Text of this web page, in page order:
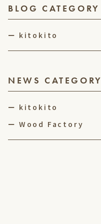
BLOG CATEGORY
kitokito
NEWS CATEGORY
kitokito
Wood Factory